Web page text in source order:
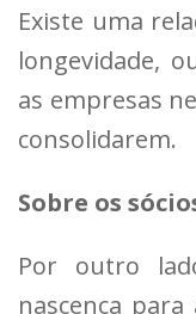
Existe uma
longevidade,
as empresas
consolidarem.
Sobre os
Por outro
nascença